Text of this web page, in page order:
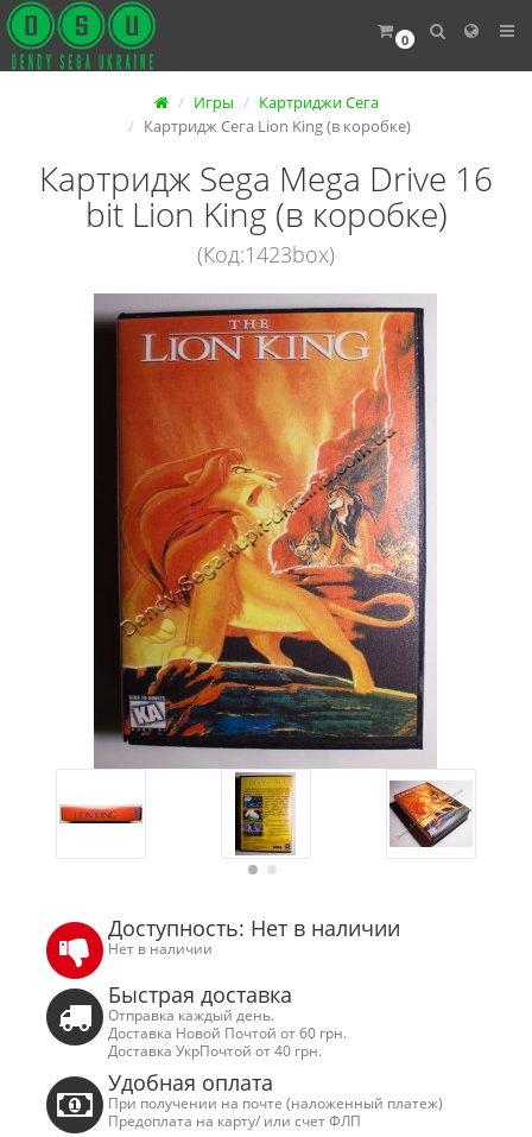
0
Игры
Картриджи Сега
Картридж Сега Lion King (в коробке)
Картридж Sega Mega Drive 16
bit Lion King (в коробке)
(Код:1423box)
Доступность: Нет в наличии
Нет в наличии
Быстрая доставка
Отправка каждый день.
Доставка Новой Почтой от 60 грн.
Доставка УкрПочтой от 40 грн.
Удобная оплата
При получении на почте (наложенный платеж)
Предоплата на карту/ или счет ФЛП